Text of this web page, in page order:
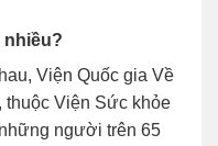
nhiều?
Viện Quốc gia Về
Viện Sức khỏe
người trên 65